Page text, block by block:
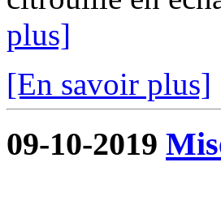
plus]
[En savoir plus]
09-10-2019